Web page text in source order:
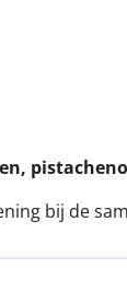
bij de